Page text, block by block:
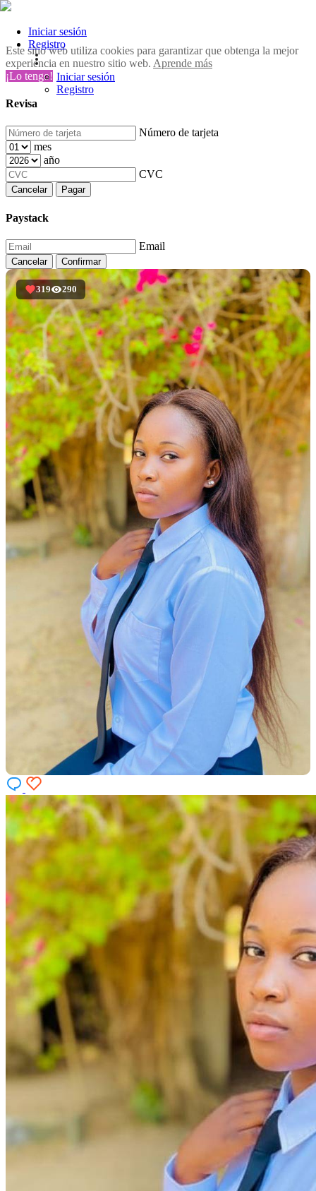
Este sitio web utiliza cookies para garantizar que obtenga la mejor
experiencia en nuestro sitio web. Aprende más
¡Lo tengo!
Revisa
Número de tarjeta
mes
año
CVC
Cancelar Pagar
Paystack
Email
Cancelar Confirmar
Iniciar sesión
Registro
Iniciar sesión
Registro
319 290